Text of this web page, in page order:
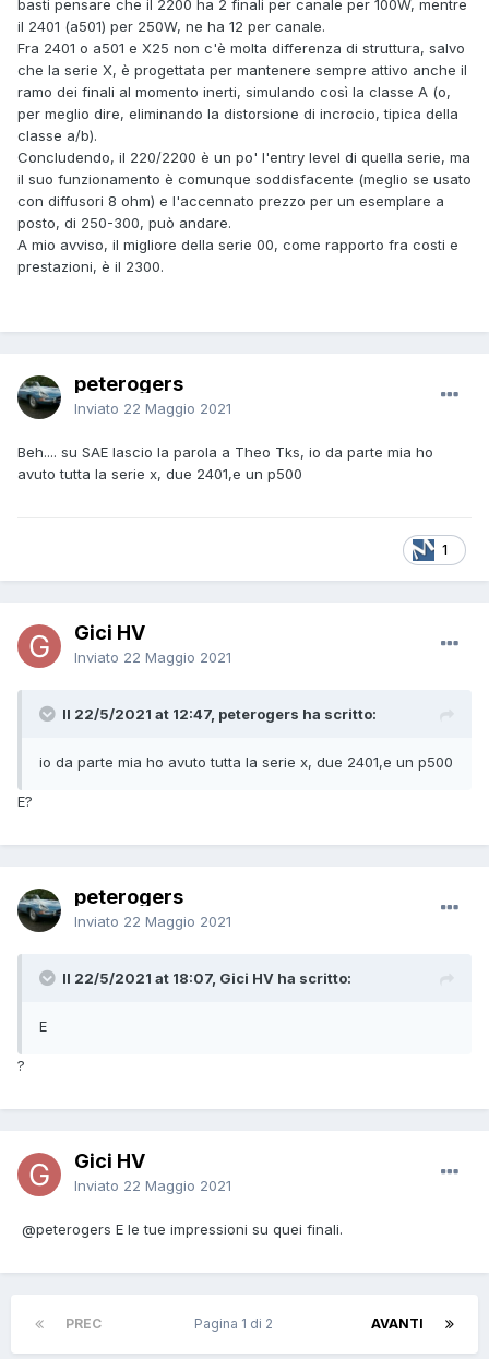
basti pensare che il 2200 ha 2 finali per canale per 100W, mentre
il 2401 (a501) per 250W, ne ha 12 per canale.
Fra 2401 o a501 e X25 non c'è molta differenza di struttura, salvo
che la serie X, è progettata per mantenere sempre attivo anche il
ramo dei finali al momento inerti, simulando così la classe A (o,
per meglio dire, eliminando la distorsione di incrocio, tipica della
classe a/b).
Concludendo, il 220/2200 è un po' l'entry level di quella serie, ma
il suo funzionamento è comunque soddisfacente (meglio se usato
con diffusori 8 ohm) e l'accennato prezzo per un esemplare a
posto, di 250-300, può andare.
A mio avviso, il migliore della serie 00, come rapporto fra costi e
prestazioni, è il 2300.
peterogers
Inviato 22 Maggio 2021
Beh.... su SAE lascio la parola a Theo Tks, io da parte mia ho
avuto tutta la serie x, due 2401,e un p500
1
Gici HV
Inviato 22 Maggio 2021
Il 22/5/2021 at 12:47, peterogers ha scritto:
io da parte mia ho avuto tutta la serie x, due 2401,e un p500
E?
peterogers
Inviato 22 Maggio 2021
Il 22/5/2021 at 18:07, Gici HV ha scritto:
E
?
Gici HV
Inviato 22 Maggio 2021
@peterogers E le tue impressioni su quei finali.
PREC AVANTI
Pagina 1 di 2